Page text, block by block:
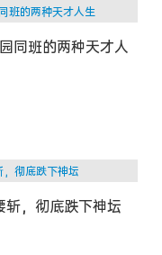
同班的两种天才人
斩，彻底跌下神坛